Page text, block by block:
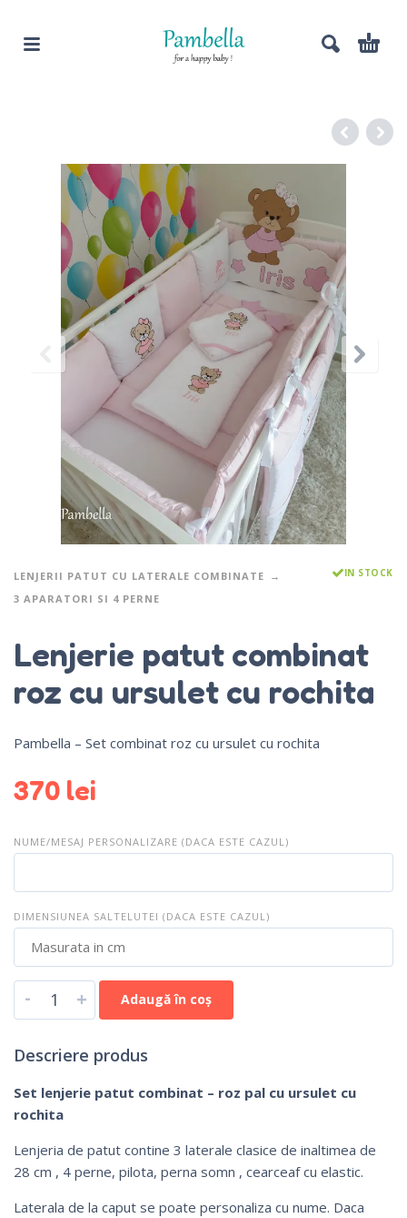
LENJERII PATUT CU LATERALE COMBINATE
3 APARATORI SI 4 PERNE
IN STOCK
Lenjerie patut combinat
roz cu ursulet cu rochita
Pambella – Set combinat roz cu ursulet cu rochita
370 lei
NUME/MESAJ PERSONALIZARE (DACA ESTE CAZUL)
DIMENSIUNEA SALTELUTEI (DACA ESTE CAZUL)
- + Adaugă în coș
Descriere produs
Set lenjerie patut combinat – roz pal cu ursulet cu
rochita
Lenjeria de patut contine 3 laterale clasice de inaltimea de
28 cm , 4 perne, pilota, perna somn , cearceaf cu elastic.
Laterala de la caput se poate personaliza cu nume. Daca